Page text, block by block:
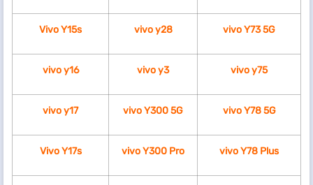
Vivo Y15s vivo y28 vivo Y73 5G
vivo y16 vivo y3 vivo y75
vivo y17 vivo Y300 5G vivo Y78 5G
Vivo Y17s vivo Y300 Pro vivo Y78 Plus